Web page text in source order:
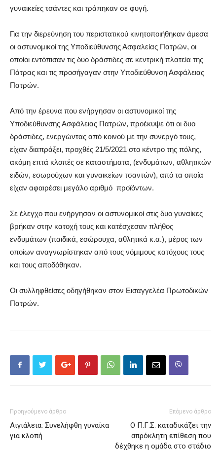
γυναικείες τσάντες και τράπηκαν σε φυγή.
Για την διερεύνηση του περιστατικού κινητοποιήθηκαν άμεσα
οι αστυνομικοί της Υποδιεύθυνσης Ασφαλείας Πατρών, οι
οποίοι εντόπισαν τις δυο δράστιδες σε κεντρική πλατεία της
Πάτρας και τις προσήγαγαν στην Υποδιεύθυνση Ασφάλειας
Πατρών.
Από την έρευνα που ενήργησαν οι αστυνομικοί της
Υποδιεύθυνσης Ασφάλειας Πατρών, προέκυψε ότι οι δυο
δράστιδες, ενεργώντας από κοινού με την συνεργό τους,
είχαν διαπράξει, προχθές 21/5/2021 στο κέντρο της πόλης,
ακόμη επτά κλοπές σε καταστήματα, (ενδυμάτων, αθλητικών
ειδών, εσωρούχων και γυναικείων τσαντών), από τα οποία
είχαν αφαιρέσει μεγάλο αριθμό προϊόντων.
Σε έλεγχο που ενήργησαν οι αστυνομικοί στις δυο γυναίκες
βρήκαν στην κατοχή τους και κατέσχεσαν πλήθος
ενδυμάτων (παιδικά, εσώρουχα, αθλητικά κ.α.), μέρος των
οποίων αναγνωρίστηκαν από τους νόμιμους κατόχους τους
και τους αποδόθηκαν.
Οι συλληφθείσες οδηγήθηκαν στον Εισαγγελέα Πρωτοδικών
Πατρών.
Προηγούμενο άρθρο
Αιγιάλεια: Συνελήφθη γυναίκα
για κλοπή
Επόμενο άρθρο
Ο Π.Γ.Σ. καταδικάζει την
απρόκλητη επίθεση που
δέχθηκε η ομάδα στο στάδιο